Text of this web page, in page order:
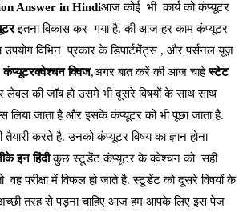
Answer in Hindiआज कोई भी कार्य को कंप्यूटर
इतना विकास कर गया है. की आज हर काम कंप्यूटर
उपयोग विभिन प्रकार के डिपार्टमेंट्स , और पर्सनल यूज़
कंप्यूटरक्वेश्चन क्विज,अगर बात करें की आज चाहेस्टेट
लेवल की जॉब हो उसमे भी दूसरे विषयों के साथ साथ
लिया जाता है और इसके कंप्यूटर को भी पूछा जाता है.
करते है. उनको कंप्यूटर विषय का ज्ञान होना
इन हिंदीकुछ स्टूडेंट कंप्यूटर के क्वेश्चन को सही
वह परीक्षा में विफल हो जाते है. स्टूडेंट को दूसरे विषयों के
तरह से पड़ना चाहिए आज हम आपके लिए इस पेज